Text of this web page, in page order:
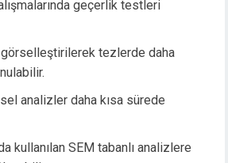
geçerlik testleri
tezlerde daha
analizler daha kısa sürede
kullanılan SEM tabanlı analizlere